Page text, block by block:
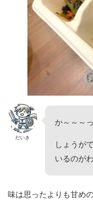
だいき
か～～～
しょうが
いるのが
味は思ったよりも甘め